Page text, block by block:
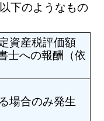
下のようなもの
資産税評価額
士への報酬（依
場合のみ発生